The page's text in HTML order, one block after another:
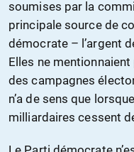
soumises par la
principale source de
démocrate – l’argent
Elles ne
des campagnes
n’a de sens que
milliardaires cessent